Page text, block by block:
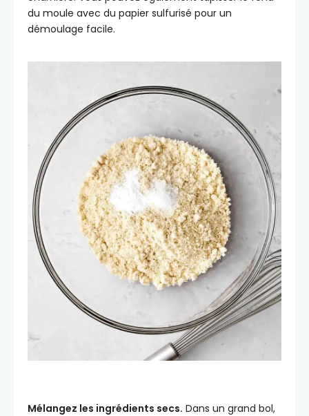
du moule avec du papier sulfurisé pour un
démoulage facile.
Mélangez les ingrédients secs. Dans un grand bol,